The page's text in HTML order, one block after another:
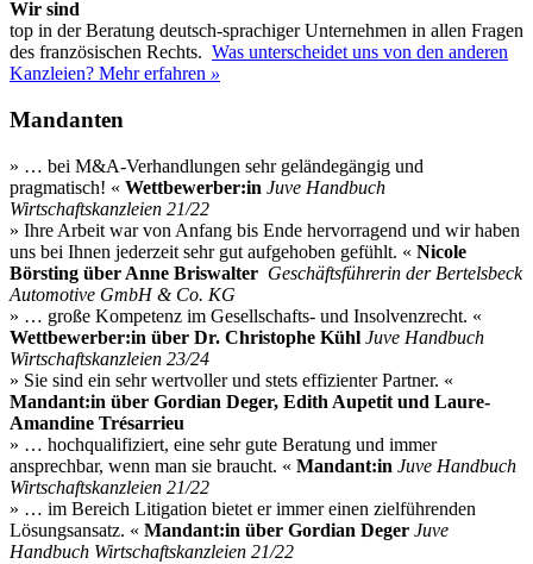
Wir sind
top in der Beratung deutsch-sprachiger Unternehmen in allen Fragen
des französischen Rechts. Was unterscheidet uns von den anderen
Kanzleien? Mehr erfahren »
Mandanten
» … bei M&A-Verhandlungen sehr geländegängig und
pragmatisch! « Wettbewerber:in Juve Handbuch
Wirtschaftskanzleien 21/22
» Ihre Arbeit war von Anfang bis Ende hervorragend und wir haben
uns bei Ihnen jederzeit sehr gut aufgehoben gefühlt. « Nicole
Börsting über Anne Briswalter Geschäftsführerin der Bertelsbeck
Automotive GmbH & Co. KG
» … große Kompetenz im Gesellschafts- und Insolvenzrecht. «
Wettbewerber:in über Dr. Christophe Kühl Juve Handbuch
Wirtschaftskanzleien 23/24
» Sie sind ein sehr wertvoller und stets effizienter Partner. «
Mandant:in über Gordian Deger, Edith Aupetit und Laure-
Amandine Trésarrieu
» … hochqualifiziert, eine sehr gute Beratung und immer
ansprechbar, wenn man sie braucht. « Mandant:in Juve Handbuch
Wirtschaftskanzleien 21/22
» … im Bereich Litigation bietet er immer einen zielführenden
Lösungsansatz. « Mandant:in über Gordian Deger Juve
Handbuch Wirtschaftskanzleien 21/22